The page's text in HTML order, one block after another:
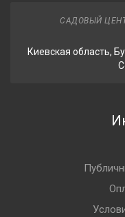
САДОВЫЙ
Киевская область,